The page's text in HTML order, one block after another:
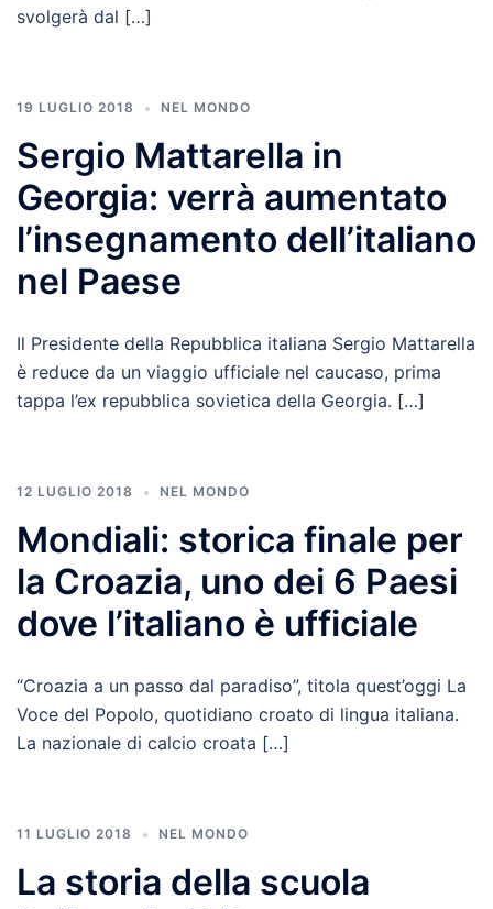
svolgerà dal […]
19 LUGLIO 2018 NEL MONDO
Sergio Mattarella in
Georgia: verrà aumentato
l’insegnamento dell’italiano
nel Paese
Il Presidente della Repubblica italiana Sergio Mattarella
è reduce da un viaggio ufficiale nel caucaso, prima
tappa l’ex repubblica sovietica della Georgia. […]
12 LUGLIO 2018 NEL MONDO
Mondiali: storica finale per
la Croazia, uno dei 6 Paesi
dove l’italiano è ufficiale
“Croazia a un passo dal paradiso”, titola quest’oggi La
Voce del Popolo, quotidiano croato di lingua italiana.
La nazionale di calcio croata […]
11 LUGLIO 2018 NEL MONDO
La storia della scuola